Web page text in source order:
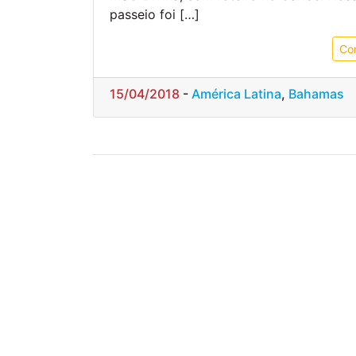
passeio foi […]
15/04/2018 - América Latina, Bahamas